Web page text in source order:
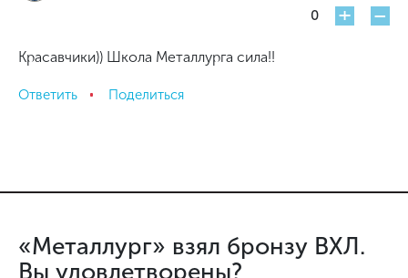
0
+ -
Красавчики)) Школа Металлурга сила!!
Ответить Поделиться
«Металлург» взял бронзу ВХЛ.
Вы удовлетворены?